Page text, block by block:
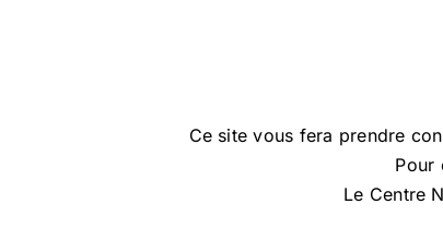
Ce site vous fera prendre
Pour
Le Centre